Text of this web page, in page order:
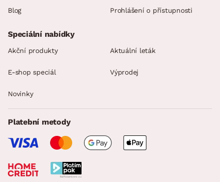
Blog Prohlášení o přístupnosti
Speciální nabídky
Akční produkty Aktuální leták
E-shop speciál Výprodej
Novinky
Platební metody